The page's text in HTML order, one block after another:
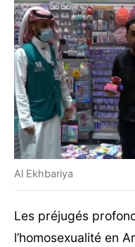
Al Ekhbariya
Les préjugés
l’homosexualité en